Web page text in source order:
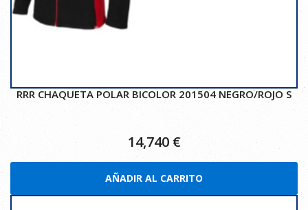
RRR CHAQUETA POLAR BICOLOR 201504 NEGRO/ROJO S
14,740€
AÑADIR AL CARRITO